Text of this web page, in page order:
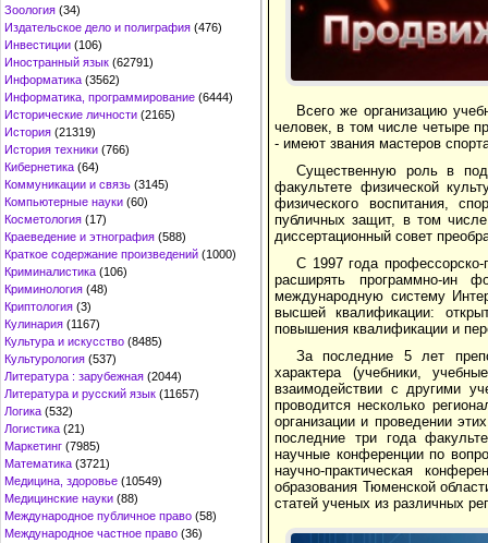
Зоология (34)
Издательское дело и полиграфия (476)
Инвестиции (106)
Иностранный язык (62791)
Информатика (3562)
Информатика, программирование (6444)
Исторические личности (2165)
История (21319)
История техники (766)
Кибернетика (64)
Коммуникации и связь (3145)
Компьютерные науки (60)
Косметология (17)
Краеведение и этнография (588)
Краткое содержание произведений (1000)
Криминалистика (106)
Криминология (48)
Криптология (3)
Кулинария (1167)
Культура и искусство (8485)
Культурология (537)
Литература : зарубежная (2044)
Литература и русский язык (11657)
Логика (532)
Логистика (21)
Маркетинг (7985)
Математика (3721)
Медицина, здоровье (10549)
Медицинские науки (88)
Международное публичное право (58)
Международное частное право (36)
Всего же организацию
человек, в том числе четыре
- имеют звания мастеров
Существенную роль в
факультете физической
физического воспитания,
публичных защит, в том
диссертационный совет
С 1997 года профессорско-
расширять программно-ин
международную систему
высшей квалификации:
повышения квалификации и
За последние 5 лет
характера (учебники,
взаимодействии с другими
проводится несколько
организации и проведении
последние три года
научные конференции по
научно-практическая
образования Тюменской
статей ученых из различных